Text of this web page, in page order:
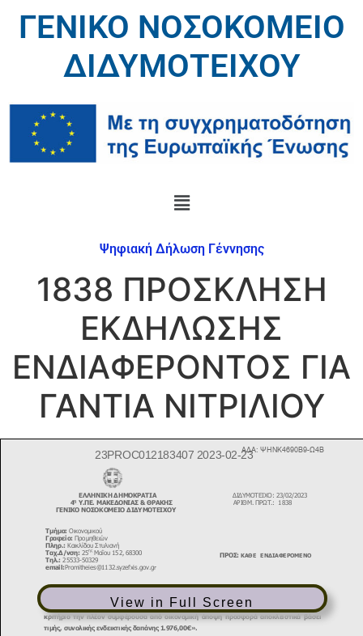
ΓΕΝΙΚΟ ΝΟΣΟΚΟΜΕΙΟ
ΔΙΔΥΜΟΤΕΙΧΟΥ
Ψηφιακή Δήλωση Γέννησης
1838 ΠΡΟΣΚΛΗΣΗ
ΕΚΔΗΛΩΣΗΣ
ΕΝΔΙΑΦΕΡΟΝΤΟΣ ΓΙΑ
ΓΑΝΤΙΑ ΝΙΤΡΙΛΙΟΥ
View in Full Screen